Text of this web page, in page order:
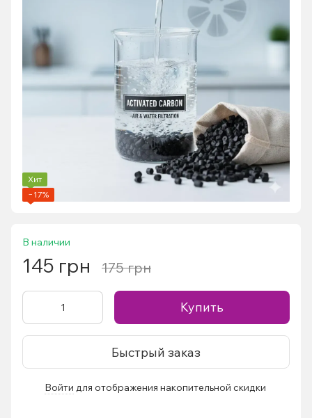
Хит
−17%
В наличии
145 грн 175 грн
Купить
Быстрый заказ
Войти для отображения накопительной скидки